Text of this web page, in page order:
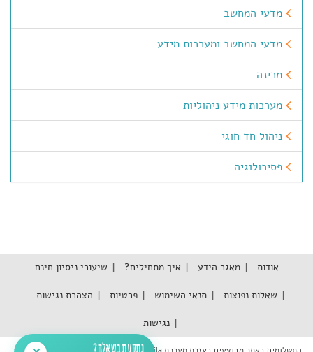
מדעי המחשב
מדעי המחשב ומערכות מידע
מכינה
מערכות מידע ניהוליות
ניהול חד חוגי
פסיכולוגיה
אודות מאגר הידע איך מתחילים? שיעורי ניסיון חינם
שאלות נפוצות תנאי השימוש פרטיות הצהרת נגישות
נגישות
נתקעת בשאלה?